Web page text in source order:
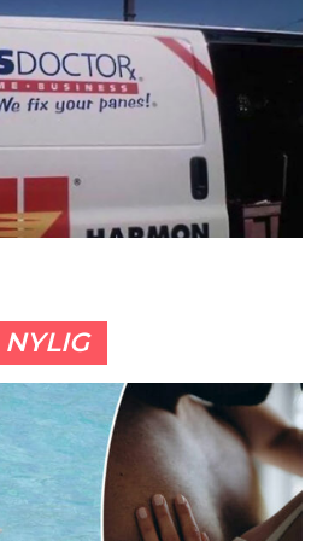
NYLIG